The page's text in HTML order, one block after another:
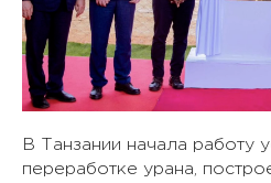
В Танзании начала работу
переработке урана,